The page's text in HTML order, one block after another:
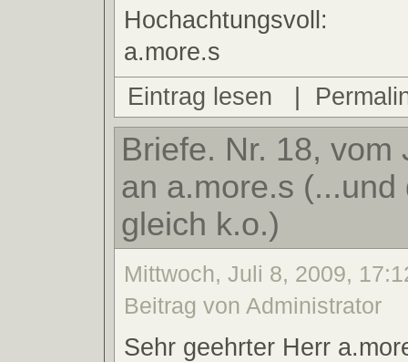
Hochachtungsvoll:
a.more.s
Eintrag lesen
|
Briefe. Nr. 18, vom
an a.more.s (...und
gleich k.o.)
Mittwoch, Juli 8, 2009,
Beitrag von Administrator
Sehr geehrter Herr